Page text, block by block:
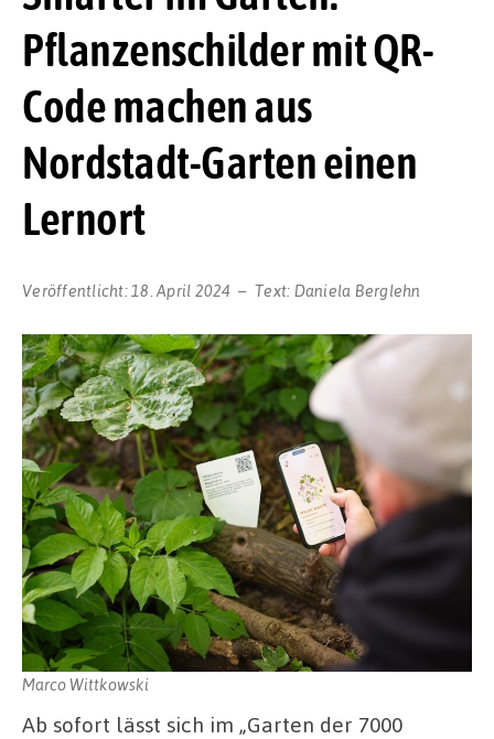
Pflanzenschilder mit QR-
Code machen aus
Nordstadt-Garten einen
Lernort
Veröffentlicht: 18. April 2024 Text: Daniela Berglehn
Marco Wittkowski
Ab sofort lässt sich im „Garten der 7000